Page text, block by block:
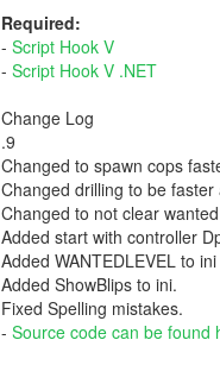
Required:
- Script Hook V
- Script Hook V .NET
Change Log
.9
Changed to spawn cops
Changed drilling to be faster
Changed to not clear
Added start with controller
Added WANTEDLEVEL to
Added ShowBlips to ini.
Fixed Spelling mistakes.
- Source code can be found